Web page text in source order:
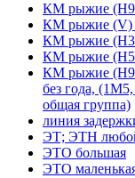
КМ рыжие
КМ рыжие (V)
КМ рыжие
КМ рыжие
КМ рыжие
без года,
общая группа)
линия
ЭТ; ЭТН
ЭТО большая
ЭТО